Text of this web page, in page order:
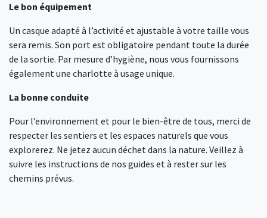
Le bon équipement
Un casque adapté à l’activité et ajustable à votre taille vous
sera remis. Son port est obligatoire pendant toute la durée
de la sortie. Par mesure d’hygiène, nous vous fournissons
également une charlotte à usage unique.
La bonne conduite
Pour l’environnement et pour le bien-être de tous, merci de
respecter les sentiers et les espaces naturels que vous
explorerez. Ne jetez aucun déchet dans la nature. Veillez à
suivre les instructions de nos guides et à rester sur les
chemins prévus.